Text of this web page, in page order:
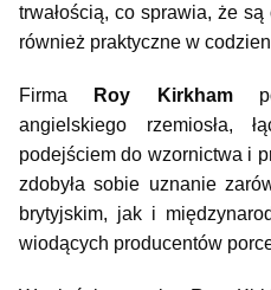
trwałością, co sprawia, że
również praktyczne w
Firma Roy Kirkham
angielskiego rzemiosła,
podejściem do wzornictwa i
zdobyła sobie uznanie
brytyjskim, jak i
wiodących producentów